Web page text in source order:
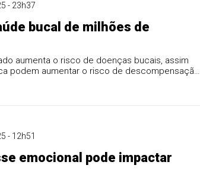
- 23h37
bucal de milhões de
aumenta o risco de doenças bucais, assim
podem aumentar o risco de descompensação
- 12h51
emocional pode impactar